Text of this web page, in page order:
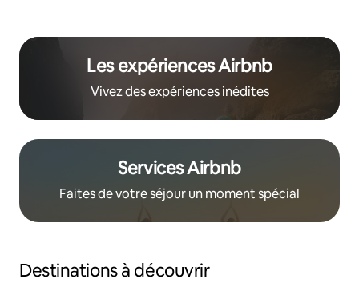
Les expériences Airbnb
Vivez des expériences inédites
Services Airbnb
Faites de votre séjour un moment spécial
Destinations à découvrir